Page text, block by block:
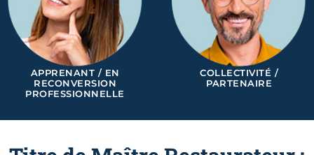
APPRENANT / EN
RECONVERSION
PROFESSIONNELLE
COLLECTIVITÉ /
PARTENAIRE